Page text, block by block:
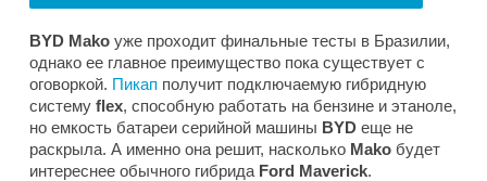
BYD Mako уже проходит финальные тесты в Бразилии,
однако ее главное преимущество пока существует с
оговоркой. Пикап получит подключаемую гибридную
систему flex, способную работать на бензине и этаноле,
но емкость батареи серийной машины BYD еще не
раскрыла. А именно она решит, насколько Mako будет
интереснее обычного гибрида Ford Maverick.